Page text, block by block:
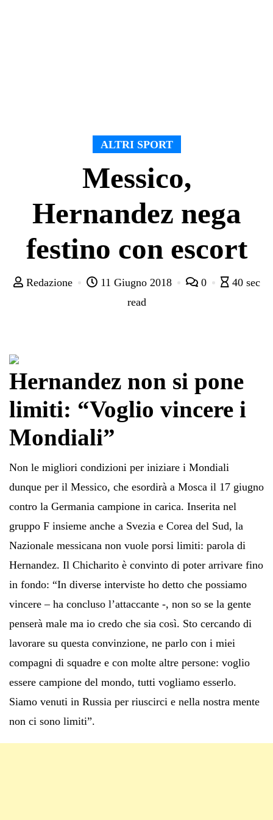
ALTRI SPORT
Messico,
Hernandez nega
festino con escort
Redazione 11 Giugno 2018 0
40 sec
read
Hernandez non si pone
limiti: “Voglio vincere i
Mondiali”
Non le migliori condizioni per iniziare i Mondiali
dunque per il Messico, che esordirà a Mosca il 17 giugno
contro la Germania campione in carica. Inserita nel
gruppo F insieme anche a Svezia e Corea del Sud, la
Nazionale messicana non vuole porsi limiti: parola di
Hernandez. Il Chicharito è convinto di poter arrivare fino
in fondo: “In diverse interviste ho detto che possiamo
vincere – ha concluso l’attaccante -, non so se la gente
penserà male ma io credo che sia così. Sto cercando di
lavorare su questa convinzione, ne parlo con i miei
compagni di squadre e con molte altre persone: voglio
essere campione del mondo, tutti vogliamo esserlo.
Siamo venuti in Russia per riuscirci e nella nostra mente
non ci sono limiti”.